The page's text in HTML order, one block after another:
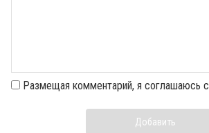
Размещая комментарий, я соглашаюсь с
Добавить